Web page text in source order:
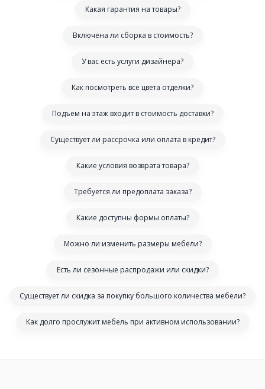
Какая гарантия на товары?
Включена ли сборка в стоимость?
У вас есть услуги дизайнера?
Как посмотреть все цвета отделки?
Подъем на этаж входит в стоимость доставки?
Существует ли рассрочка или оплата в кредит?
Какие условия возврата товара?
Требуется ли предоплата заказа?
Какие доступны формы оплаты?
Можно ли изменить размеры мебели?
Есть ли сезонные распродажи или скидки?
Существует ли скидка за покупку большого количества мебели?
Как долго прослужит мебель при активном использовании?